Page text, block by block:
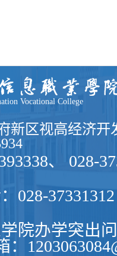
Vocational College
新区视高经济开
、 028-
028-37331312
院办学突出
：